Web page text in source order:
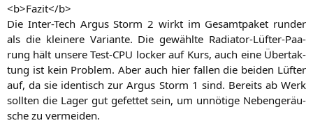
<b>Fazit</b>
Die Inter-Tech Argus Storm 2 wirkt im Gesamt­pa­ket run­der
als die klei­ne­re Vari­an­te. Die gewähl­te Radia­tor-Lüf­ter-Paa­
rung hält unse­re Test-CPU locker auf Kurs, auch eine Über­tak­
tung ist kein Pro­blem. Aber auch hier fal­len die bei­den Lüf­ter
auf, da sie iden­tisch zur Argus Storm 1 sind. Bereits ab Werk
soll­ten die Lager gut gefet­tet sein, um unnö­ti­ge Neben­ge­räu­
sche zu vermeiden.